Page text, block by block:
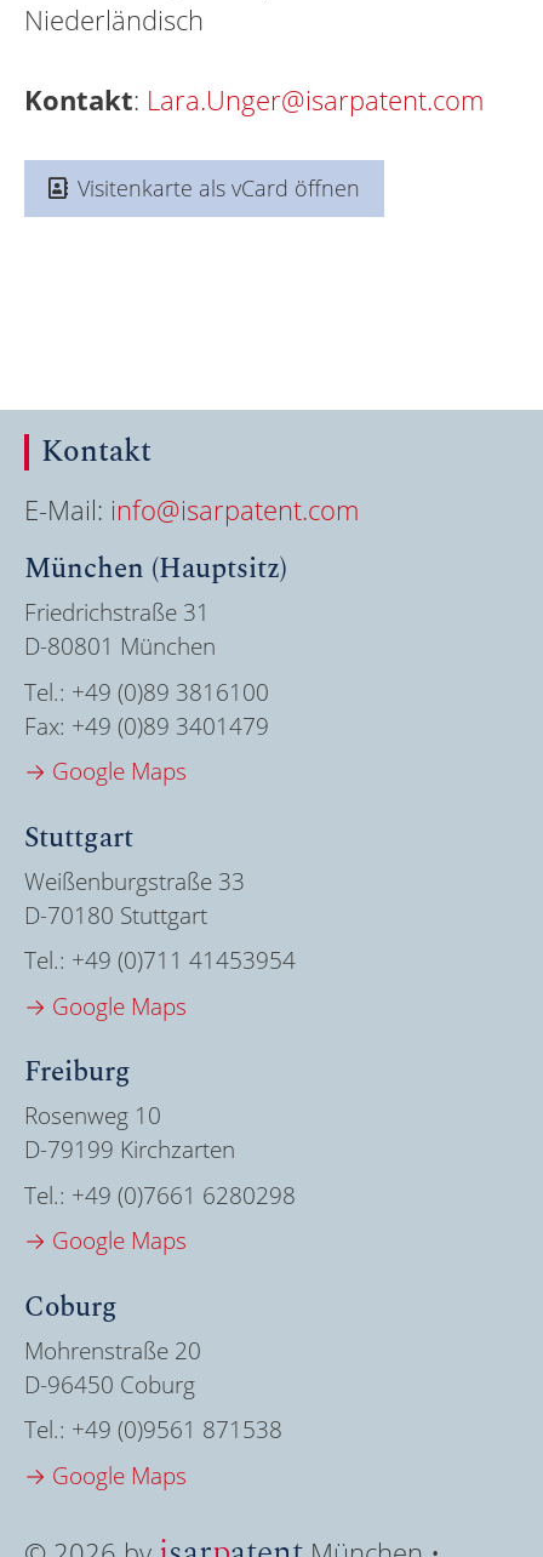
Niederländisch
Kontakt: Lara.Unger@isarpatent.com
Visitenkarte als vCard öffnen
Kontakt
E-Mail: info@isarpatent.com
München (Hauptsitz)
Friedrichstraße 31
D-80801 München
Tel.: +49 (0)89 3816100
Fax: +49 (0)89 3401479
→ Google Maps
Stuttgart
Weißenburgstraße 33
D-70180 Stuttgart
Tel.: +49 (0)711 41453954
→ Google Maps
Freiburg
Rosenweg 10
D-79199 Kirchzarten
Tel.: +49 (0)7661 6280298
→ Google Maps
Coburg
Mohrenstraße 20
D-96450 Coburg
Tel.: +49 (0)9561 871538
→ Google Maps